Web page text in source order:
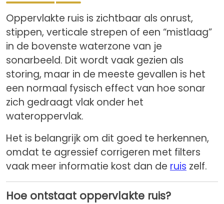
Oppervlakte ruis is zichtbaar als onrust,
stippen, verticale strepen of een “mistlaag”
in de bovenste waterzone van je
sonarbeeld. Dit wordt vaak gezien als
storing, maar in de meeste gevallen is het
een normaal fysisch effect van hoe sonar
zich gedraagt vlak onder het
wateroppervlak.
Het is belangrijk om dit goed te herkennen,
omdat te agressief corrigeren met filters
vaak meer informatie kost dan de ruis zelf.
Hoe ontstaat oppervlakte ruis?